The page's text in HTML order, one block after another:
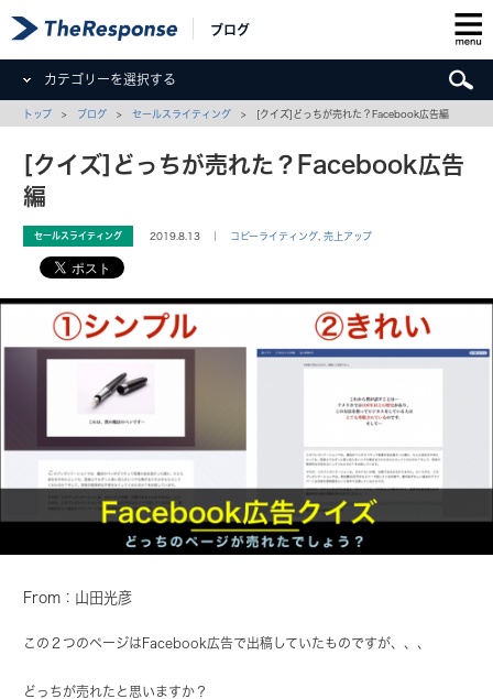
ブログ
カテゴリーを選択する
トップ > ブログ >セールスライティング > [クイズ]どっちが売れた？Facebook広告編
[クイズ]どっちが売れた？Facebook広告
編
セールスライティング 2019.8.13 ｜ コピーライティング ,売上アップ
From：山田光彦
この２つのページはFacebook広告で出稿していたものですが、、、
どっちが売れたと思いますか？